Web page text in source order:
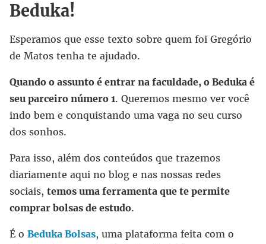
Beduka!
Esperamos que esse texto sobre quem foi Gregório
de Matos tenha te ajudado.
Quando o assunto é entrar na faculdade, o Beduka é
seu parceiro número 1. Queremos mesmo ver você
indo bem e conquistando uma vaga no seu curso
dos sonhos.
Para isso, além dos conteúdos que trazemos
diariamente aqui no blog e nas nossas redes
sociais, temos uma ferramenta que te permite
comprar bolsas de estudo.
É o Beduka Bolsas, uma plataforma feita com o